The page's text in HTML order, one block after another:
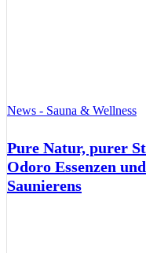
News - Sauna & Wellness
Pure Natur, purer
Odoro Essenzen
Saunierens